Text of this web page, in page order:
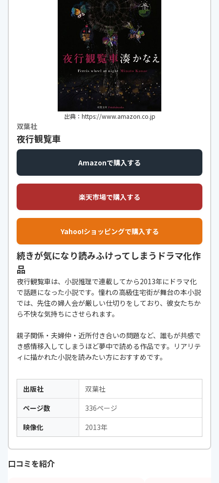
出典：https://www.amazon.co.jp
双葉社
夜行観覧車
Amazonで購入する
楽天市場で購入する
Yahoo!ショッピングで購入する
続きが気になり読みふけってしまうドラマ化作
品
夜行観覧車は、小説推理で連載してから2013年にドラマ化
で話題になった小説です。憧れの高級住宅街が舞台の本小説
では、先住の婦人会が厳しい仕切りをしており、彼女たちか
ら不快な気持ちにさせられます。
親子関係・夫婦仲・近所付き合いの問題など、誰もが共感で
き感情移入してしまうほど夢中で読める作品です。リアリテ
ィに描かれた小説を読みたい方におすすめです。
出版社
双葉社
ページ数
336ページ
映像化
2013年
口コミを紹介